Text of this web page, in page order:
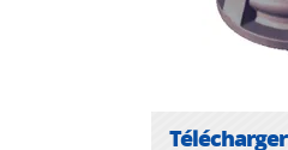
Télécharger